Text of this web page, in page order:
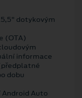
dotykovým
(OTA)
informace
dobu
Auto